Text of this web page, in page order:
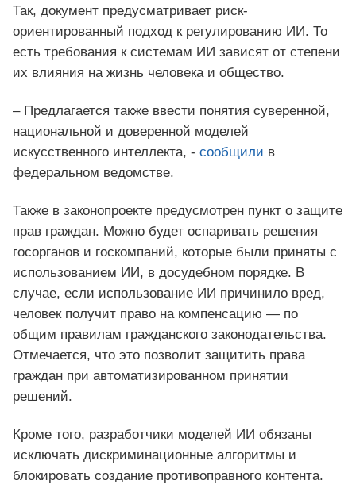
Так, документ предусматривает риск-
ориентированный подход к регулированию ИИ. То
есть требования к системам ИИ зависят от степени
их влияния на жизнь человека и общество.
– Предлагается также ввести понятия суверенной,
национальной и доверенной моделей
искусственного интеллекта, - сообщили в
федеральном ведомстве.
Также в законопроекте предусмотрен пункт о защите
прав граждан. Можно будет оспаривать решения
госорганов и госкомпаний, которые были приняты с
использованием ИИ, в досудебном порядке. В
случае, если использование ИИ причинило вред,
человек получит право на компенсацию — по
общим правилам гражданского законодательства.
Отмечается, что это позволит защитить права
граждан при автоматизированном принятии
решений.
Кроме того, разработчики моделей ИИ обязаны
исключать дискриминационные алгоритмы и
блокировать создание противоправного контента.